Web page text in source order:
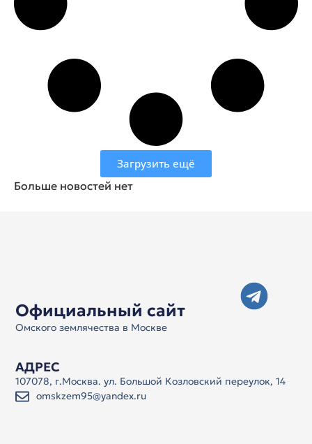
Загрузить ещё
Больше новостей нет
Официальный сайт
Омского землячества в Москве
АДРЕС
107078, г.Москва. ул. Большой Козловский переулок, 14
omskzem95@yandex.ru